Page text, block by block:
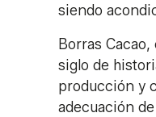
siendo
Borras
siglo de
producción y
adecuación